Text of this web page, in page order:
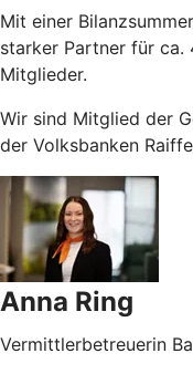
Mit einer
starker Partner für ca.
Mitglieder.
Wir sind Mitglied der
der Volksbanken
Anna Ring
Vermittlerbetreuerin